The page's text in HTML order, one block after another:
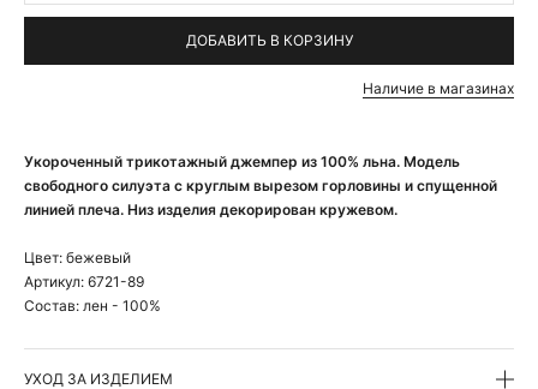
Укороченный трикотажный джемпер из 100% льна. Модель
свободного силуэта с круглым вырезом горловины и спущенной
линией плеча. Низ изделия декорирован кружевом.
Цвет: бежевый
Артикул: 6721-89
Состав: лен - 100%
УХОД ЗА ИЗДЕЛИЕМ
ДОБАВИТЬ В КОРЗИНУ
Наличие в магазинах